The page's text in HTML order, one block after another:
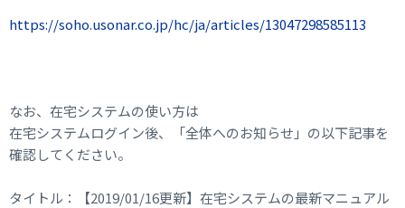
https://soho.usonar.co.jp/hc/ja/articles/13047298585113
なお、在宅システムの使い方は
在宅システムログイン後、「全体へのお知らせ」の以下記事を
確認してください。
タイトル：【2019/01/16更新】在宅システムの最新マニュアル